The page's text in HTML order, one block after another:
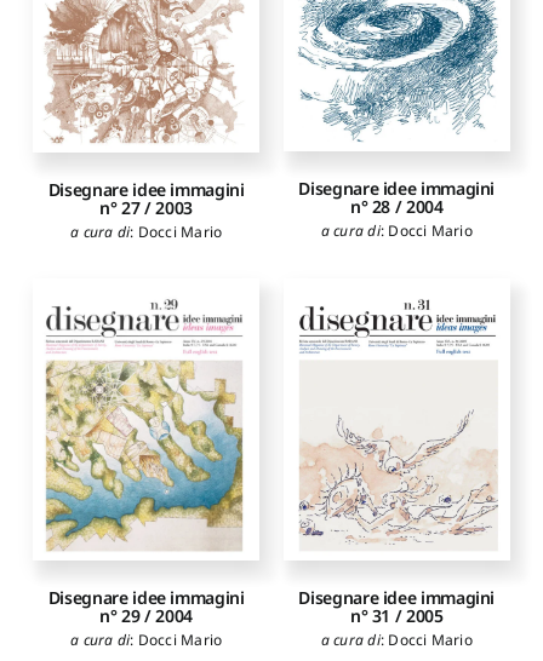
Disegnare idee immagini
n° 27 / 2003
a cura di: Docci Mario
Disegnare idee immagini
n° 28 / 2004
a cura di: Docci Mario
Disegnare idee immagini
n° 29 / 2004
a cura di: Docci Mario
Disegnare idee immagini
n° 31 / 2005
a cura di: Docci Mario